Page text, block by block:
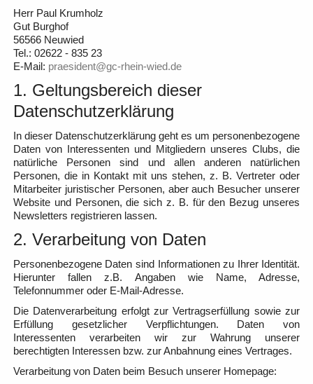
Herr Paul Krumholz
Gut Burghof
56566 Neuwied
Tel.: 02622 - 835 23
E-Mail: praesident@gc-rhein-wied.de
1. Geltungsbereich dieser
Datenschutzerklärung
In dieser Datenschutzerklärung geht es um personenbezogene
Daten von Interessenten und Mitgliedern unseres Clubs, die
natürliche Personen sind und allen anderen natürlichen
Personen, die in Kontakt mit uns stehen, z. B. Vertreter oder
Mitarbeiter juristischer Personen, aber auch Besucher unserer
Website und Personen, die sich z. B. für den Bezug unseres
Newsletters registrieren lassen.
2. Verarbeitung von Daten
Personenbezogene Daten sind Informationen zu Ihrer Identität.
Hierunter fallen z.B. Angaben wie Name, Adresse,
Telefonnummer oder E-Mail-Adresse.
Die Datenverarbeitung erfolgt zur Vertragserfüllung sowie zur
Erfüllung gesetzlicher Verpflichtungen. Daten von
Interessenten verarbeiten wir zur Wahrung unserer
berechtigten Interessen bzw. zur Anbahnung eines Vertrages.
Verarbeitung von Daten beim Besuch unserer Homepage: